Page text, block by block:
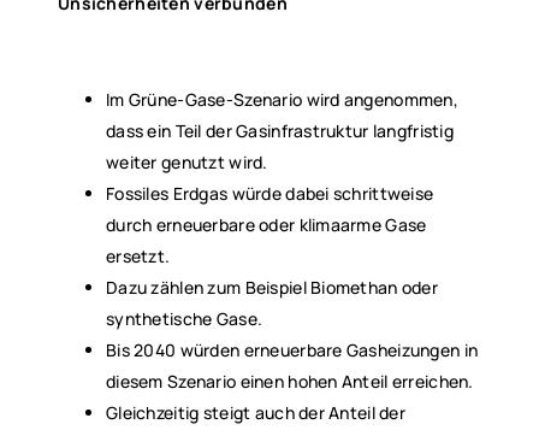
Im Grüne-Gase-Szenario wird angenommen,
dass ein Teil der Gasinfrastruktur langfristig
weiter genutzt wird.
Fossiles Erdgas würde dabei schrittweise
durch erneuerbare oder klimaarme Gase
ersetzt.
Dazu zählen zum Beispiel Biomethan oder
synthetische Gase.
Bis 2040 würden erneuerbare Gasheizungen in
diesem Szenario einen hohen Anteil erreichen.
Gleichzeitig steigt auch der Anteil der